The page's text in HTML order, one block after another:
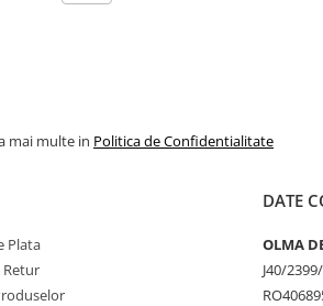
mai multe in Politica de Confidentialitate
Plata
Retur
DATE
OLMA
J40/